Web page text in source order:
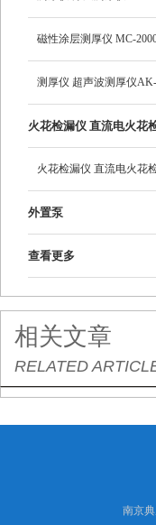
磁性涂层测厚仪 MC-
测厚仪 超声波测厚仪
火花检漏仪 直流电火花
DJ-6-A型
火花检漏仪 直流电火花
DJ-6-A型
外置泵
查看更多
相关文章
RELATED
南京典